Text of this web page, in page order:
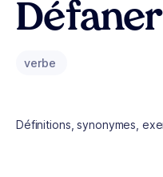
Défaner
verbe
Définitions, synonymes,